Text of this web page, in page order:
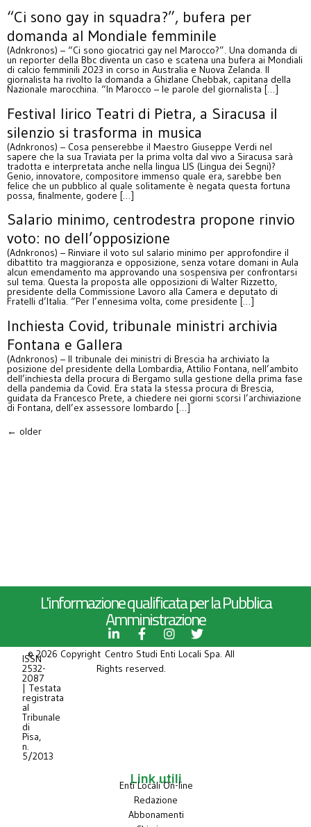
“Ci sono gay in squadra?”, bufera per
domanda al Mondiale femminile
(Adnkronos) – “Ci sono giocatrici gay nel Marocco?”. Una domanda di
un reporter della Bbc diventa un caso e scatena una bufera ai Mondiali
di calcio femminili 2023 in corso in Australia e Nuova Zelanda. Il
giornalista ha rivolto la domanda a Ghizlane Chebbak, capitana della
Nazionale marocchina. “In Marocco – le parole del giornalista […]
Festival lirico Teatri di Pietra, a Siracusa il
silenzio si trasforma in musica
(Adnkronos) – Cosa penserebbe il Maestro Giuseppe Verdi nel
sapere che la sua Traviata per la prima volta dal vivo a Siracusa sarà
tradotta e interpretata anche nella lingua LIS (Lingua dei Segni)?
Genio, innovatore, compositore immenso quale era, sarebbe ben
felice che un pubblico al quale solitamente è negata questa fortuna
possa, finalmente, godere […]
Salario minimo, centrodestra propone rinvio
voto: no dell’opposizione
(Adnkronos) – Rinviare il voto sul salario minimo per approfondire il
dibattito tra maggioranza e opposizione, senza votare domani in Aula
alcun emendamento ma approvando una sospensiva per confrontarsi
sul tema. Questa la proposta alle opposizioni di Walter Rizzetto,
presidente della Commissione Lavoro alla Camera e deputato di
Fratelli d’Italia. “Per l’ennesima volta, come presidente […]
Inchiesta Covid, tribunale ministri archivia
Fontana e Gallera
(Adnkronos) – Il tribunale dei ministri di Brescia ha archiviato la
posizione del presidente della Lombardia, Attilio Fontana, nell’ambito
dell’inchiesta della procura di Bergamo sulla gestione della prima fase
della pandemia da Covid. Era stata la stessa procura di Brescia,
guidata da Francesco Prete, a chiedere nei giorni scorsi l’archiviazione
di Fontana, dell’ex assessore lombardo […]
← older
L'informazione qualificata per la Pubblica
Amministrazione
ISSN
2532-
2087
| Testata
registrata
al
Tribunale
di
Pisa,
n.
5/2013
© 2026 Copyright Centro Studi Enti Locali Spa. All
Rights reserved.
Link utili
Enti Locali On-line
Redazione
Abbonamenti